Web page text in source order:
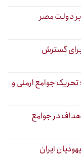
بر دولت مصر
گسترش
تحریک جوامع ارمنی و
در جوامع
ایران